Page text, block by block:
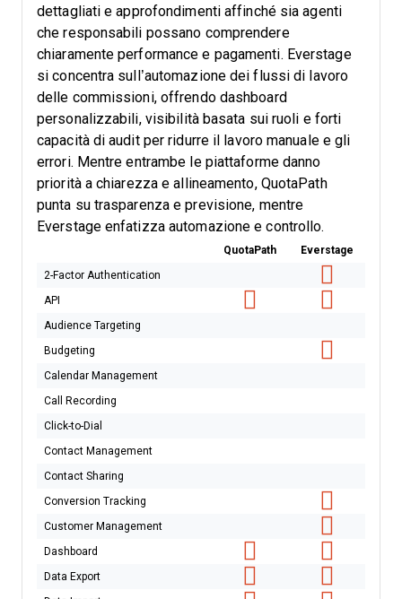
dettagliati e approfondimenti affinché sia agenti
che responsabili possano comprendere
chiaramente performance e pagamenti. Everstage
si concentra sull’automazione dei flussi di lavoro
delle commissioni, offrendo dashboard
personalizzabili, visibilità basata sui ruoli e forti
capacità di audit per ridurre il lavoro manuale e gli
errori. Mentre entrambe le piattaforme danno
priorità a chiarezza e allineamento, QuotaPath
punta su trasparenza e previsione, mentre
Everstage enfatizza automazione e controllo.
QuotaPath
Everstage
2-Factor Authentication
API
Audience Targeting
Budgeting
Calendar Management
Call Recording
Click-to-Dial
Contact Management
Contact Sharing
Conversion Tracking
Customer Management
Dashboard
Data Export